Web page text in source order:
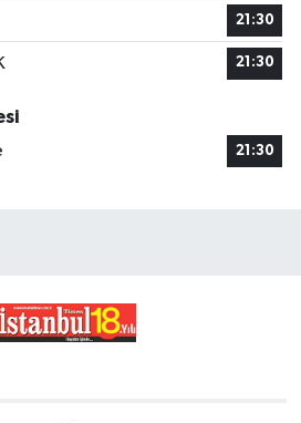
21:30
21:30
21:30